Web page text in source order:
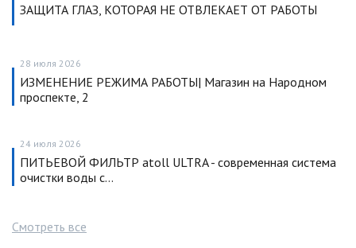
ЗАЩИТА ГЛАЗ, КОТОРАЯ НЕ ОТВЛЕКАЕТ ОТ РАБОТЫ
28 июля 2026
ИЗМЕНЕНИЕ РЕЖИМА РАБОТЫ| Магазин на Народном
проспекте, 2
24 июля 2026
ПИТЬЕВОЙ ФИЛЬТР atoll ULTRA - современная система
очистки воды с…
Смотреть все